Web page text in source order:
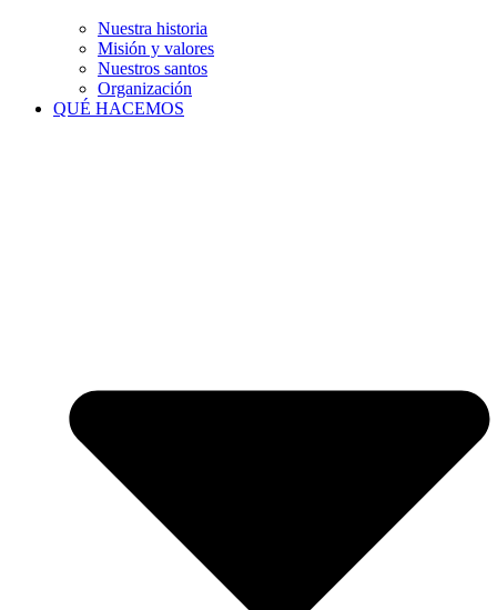
Nuestra historia
Misión y valores
Nuestros santos
Organización
QUÉ HACEMOS